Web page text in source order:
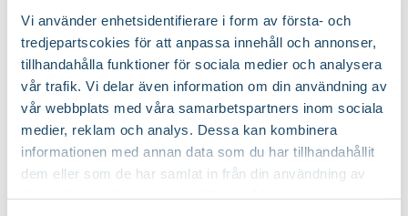
Vi använder enhetsidentifierare i form av första- och
tredjepartscokies för att anpassa innehåll och annonser,
tillhandahålla funktioner för sociala medier och analysera
vår trafik. Vi delar även information om din användning av
vår webbplats med våra samarbetspartners inom sociala
medier, reklam och analys. Dessa kan kombinera
informationen med annan data som du har tillhandahållit
dem eller som de har samlat in från din användning av
Sekatör Felco 4
Felco
579:-
Välj butik
Online
Slut i lager
Micro-Drip Startset Buskar
& häckar
Gardena
799 :-
Välj butik
Online
I lager